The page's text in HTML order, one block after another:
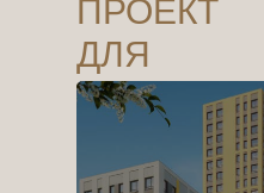
ПРОЕКТ
ДЛЯ